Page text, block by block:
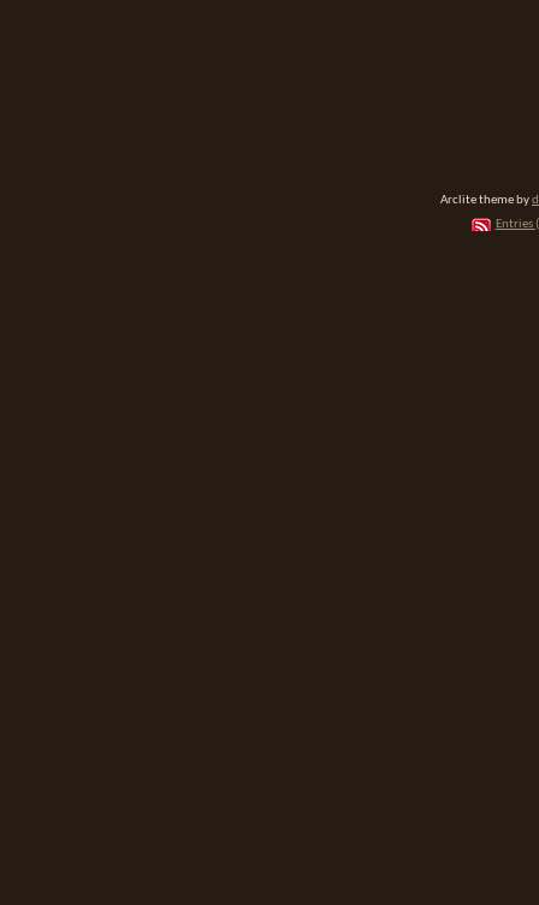
Arclite theme by
Entries